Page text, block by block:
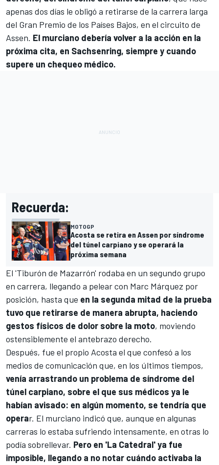
apenas dos días le obligó a retirarse de la carrera larga
del Gran Premio de los Países Bajos, en el circuito de
Assen. El murciano debería volver a la acción en la
próxima cita, en Sachsenring, siempre y cuando
supere un chequeo médico.
Recuerda:
MOTOGP
Acosta se retira en Assen por síndrome
del túnel carpiano y se operará la
próxima semana
El 'Tiburón de Mazarrón' rodaba en un segundo grupo
en carrera, llegando a pelear con Marc Márquez por
posición, hasta que en la segunda mitad de la prueba
tuvo que retirarse de manera abrupta, haciendo
gestos físicos de dolor sobre la moto, moviendo
ostensiblemente el antebrazo derecho.
Después, fue el propio Acosta el que confesó a los
medios de comunicación que, en los últimos tiempos,
venía arrastrando un problema de síndrome del
túnel carpiano, sobre el que sus médicos ya le
habían avisado: en algún momento, se tendría que
operar. El murciano indicó que, aunque en algunas
carreras lo estaba sufriendo intensamente, en otras lo
podía sobrellevar. Pero en 'La Catedral' ya fue
imposible, llegando a no notar cuándo activaba la